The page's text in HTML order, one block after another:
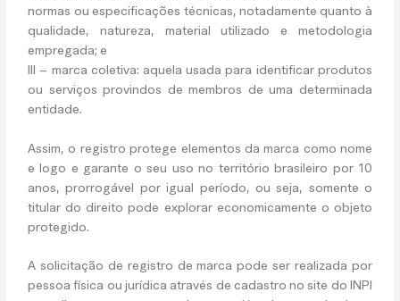
normas ou especificações técnicas, notadamente quanto à
qualidade, natureza, material utilizado e metodologia
empregada; e
III – marca coletiva: aquela usada para identificar produtos
ou serviços provindos de membros de uma determinada
entidade.
Assim, o registro protege elementos da marca como nome
e logo e garante o seu uso no território brasileiro por 10
anos, prorrogável por igual período, ou seja, somente o
titular do direito pode explorar economicamente o objeto
protegido.
A solicitação de registro de marca pode ser realizada por
pessoa física ou jurídica através de cadastro no site do INPI